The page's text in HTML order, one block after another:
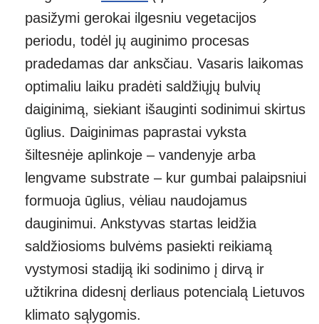
pasižymi gerokai ilgesniu vegetacijos
periodu, todėl jų auginimo procesas
pradedamas dar anksčiau. Vasaris laikomas
optimaliu laiku pradėti saldžiųjų bulvių
daiginimą, siekiant išauginti sodinimui skirtus
ūglius. Daiginimas paprastai vyksta
šiltesnėje aplinkoje – vandenyje arba
lengvame substrate – kur gumbai palaipsniui
formuoja ūglius, vėliau naudojamus
dauginimui. Ankstyvas startas leidžia
saldžiosioms bulvėms pasiekti reikiamą
vystymosi stadiją iki sodinimo į dirvą ir
užtikrina didesnį derliaus potencialą Lietuvos
klimato sąlygomis.